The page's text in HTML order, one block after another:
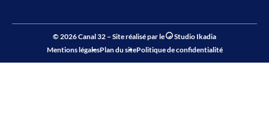
Mentions légalesPlan du sitePolitique de confidentialité
© 2026 Canal 32 – Site réalisé par le Studio Ikadia